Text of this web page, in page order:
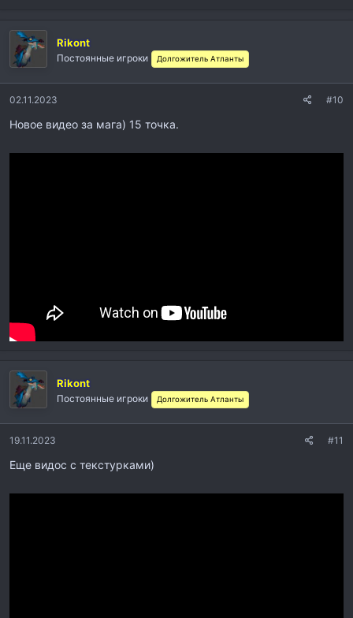
к
ц
и
и
:
Rikont
Постоянные игроки Долгожитель Атланты
02.11.2023 #10
Новое видео за мага) 15 точка.
Rikont
Постоянные игроки Долгожитель Атланты
19.11.2023 #11
Еще видос с текстурками)